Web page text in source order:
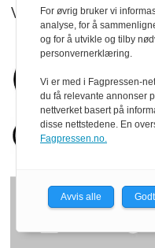
Varsom-plakat.
For øvrig bruker vi
analyse, for å
og for å utvikle og tilby
personvernerklæring.
Vi er med i Fagpressen-
du få relevante annonser
nettverket basert på
disse nettstedene. En
Fagpressen.no.
Avvis alle